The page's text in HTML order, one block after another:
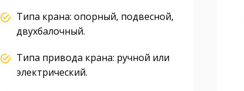
Типа крана: опорный, подвесной,
двухбалочный.
Типа привода крана: ручной или
электрический.